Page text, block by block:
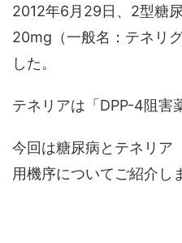
2012年6月29日、2型糖
20mg（一般名：テネリ
した。
テネリアは「DPP-4阻害
今回は糖尿病とテネリア
用機序についてご紹介し